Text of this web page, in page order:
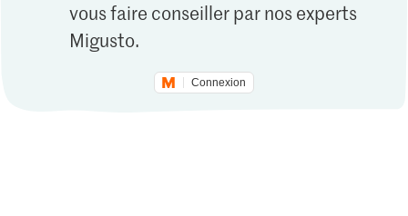
vous faire conseiller par nos experts
Migusto.
Connexion